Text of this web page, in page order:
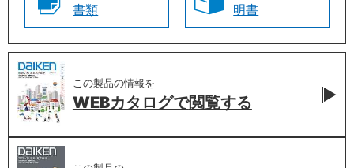
書類
明書
この製品の情報を
WEBカタログで閲覧する